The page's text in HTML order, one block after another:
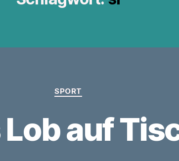
Kategorien
SPORT
Lob auf